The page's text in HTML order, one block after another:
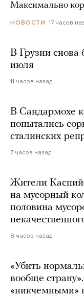
Максимально
НОВОСТИ 17 часов
В Грузии снова
июля
11 часов назад
В Сандармохе
попытались
сталинских
7 часов назад
Жители
на мусорный
половина
8 часов назад
«Убить
вообще
«никчемными»